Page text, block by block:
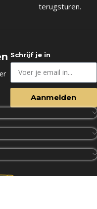
terugsturen.
Schrijf je in
Aanmelden